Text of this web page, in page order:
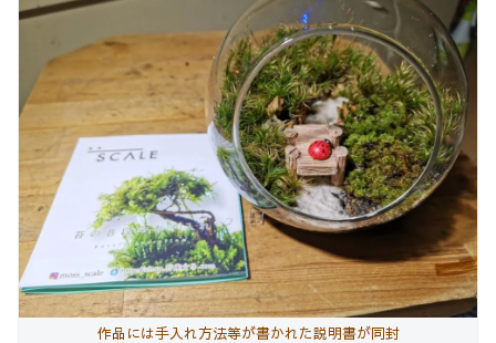
作品には手入れ方法等が書かれた説明書が同封